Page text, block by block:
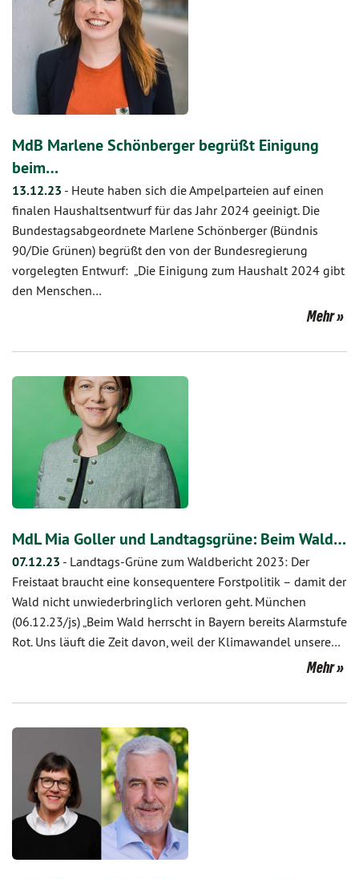
MdB Marlene Schönberger begrüßt Einigung
beim…
13.12.23 - Heute haben sich die Ampelparteien auf einen
finalen Haushaltsentwurf für das Jahr 2024 geeinigt. Die
Bundestagsabgeordnete Marlene Schönberger (Bündnis
90/Die Grünen) begrüßt den von der Bundesregierung
vorgelegten Entwurf: „Die Einigung zum Haushalt 2024 gibt
den Menschen…
Mehr
MdL Mia Goller und Landtagsgrüne: Beim Wald…
07.12.23 - Landtags-Grüne zum Waldbericht 2023: Der
Freistaat braucht eine konsequentere Forstpolitik – damit der
Wald nicht unwiederbringlich verloren geht. München
(06.12.23/js) „Beim Wald herrscht in Bayern bereits Alarmstufe
Rot. Uns läuft die Zeit davon, weil der Klimawandel unsere…
Mehr